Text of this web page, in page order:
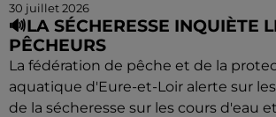
30 juillet 2026
🔊LA SÉCHERESSE INQUIÈTE
PÊCHEURS
La fédération de pêche et de la
aquatique d'Eure-et-Loir alerte sur
de la sécheresse sur les cours d'eau